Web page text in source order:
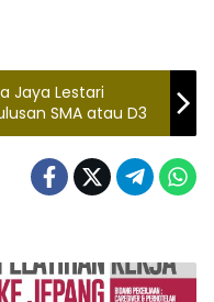
Jaya Lestari
SMA atau D3